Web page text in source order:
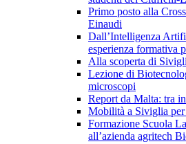
Primo posto alla
Einaudi
Dall’Intelligenza
esperienza formativa
Alla scoperta di
Lezione di
microscopi
Report da Malta: tra
Mobilità a Siviglia
Formazione Scuola
all’azienda agritech